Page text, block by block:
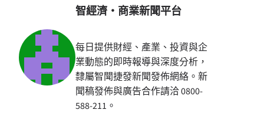
智經濟・商業新聞平台
每日提供財經、產業、投資與企
業動態的即時報導與深度分析，
隸屬智聞捷發新聞發佈網絡。新
聞稿發佈與廣告合作請洽 0800-
588-211。